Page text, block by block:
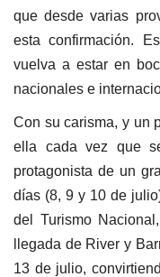
que desde varias
esta confirmación.
vuelva a estar en
nacionales e
Con su carisma, y un
ella cada vez que
protagonista de un
días (8, 9 y 10 de
del Turismo
llegada de River y
13 de julio,